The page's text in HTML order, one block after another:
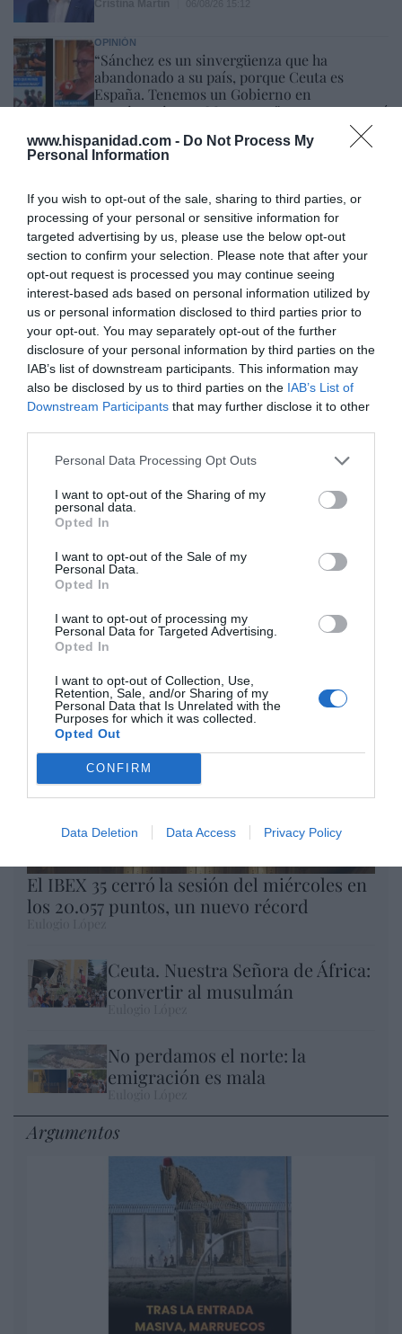
www.hispanidad.com - Do Not Process My
Personal Information
If you wish to opt-out of the sale, sharing to third parties, or
processing of your personal or sensitive information for
targeted advertising by us, please use the below opt-out
section to confirm your selection. Please note that after your
opt-out request is processed you may continue seeing
interest-based ads based on personal information utilized by
us or personal information disclosed to third parties prior to
your opt-out. You may separately opt-out of the further
disclosure of your personal information by third parties on the
IAB’s list of downstream participants. This information may
also be disclosed by us to third parties on the IAB’s List of
Downstream Participants that may further disclose it to other
Personal Data Processing Opt Outs
I want to opt-out of the Sharing of my
personal data.
Opted In
I want to opt-out of the Sale of my
Personal Data.
Opted In
I want to opt-out of processing my
Personal Data for Targeted Advertising.
Opted In
I want to opt-out of Collection, Use,
Retention, Sale, and/or Sharing of my
Personal Data that Is Unrelated with the
Purposes for which it was collected.
Opted Out
CONFIRM
Data Deletion Data Access Privacy Policy
OPINIÓN
“Sánchez es un sinvergüenza que ha
abandonado a su país, porque Ceuta es
España. Tenemos un Gobierno en
connivencia con Marruecos”: acusa una ceutí
Hispanidad 06/08/26 11:30
Marcelo Gullo: “El trabajo de desmitificar la
historia, de poner la verdadera, de
desmontar la falsificación, es un trabajo
cristiano"
por Hispanidad
Artículos anteriores
DIARIO DE LA CORRUPCIÓN SANCHISTA
Diario de la corrupción sanchista. La
Audiencia Nacional prorroga seis meses la
investigación del caso Koldo, ante el
por Redacción
Artículos anteriores
Enormes minucias
por Eulogio López
El IBEX 35 cerró la sesión del miércoles en
los 20.057 puntos, un nuevo récord
Ceuta. Nuestra Señora de África:
convertir al musulmán
No perdamos el norte: la
emigración es mala
Argumentos